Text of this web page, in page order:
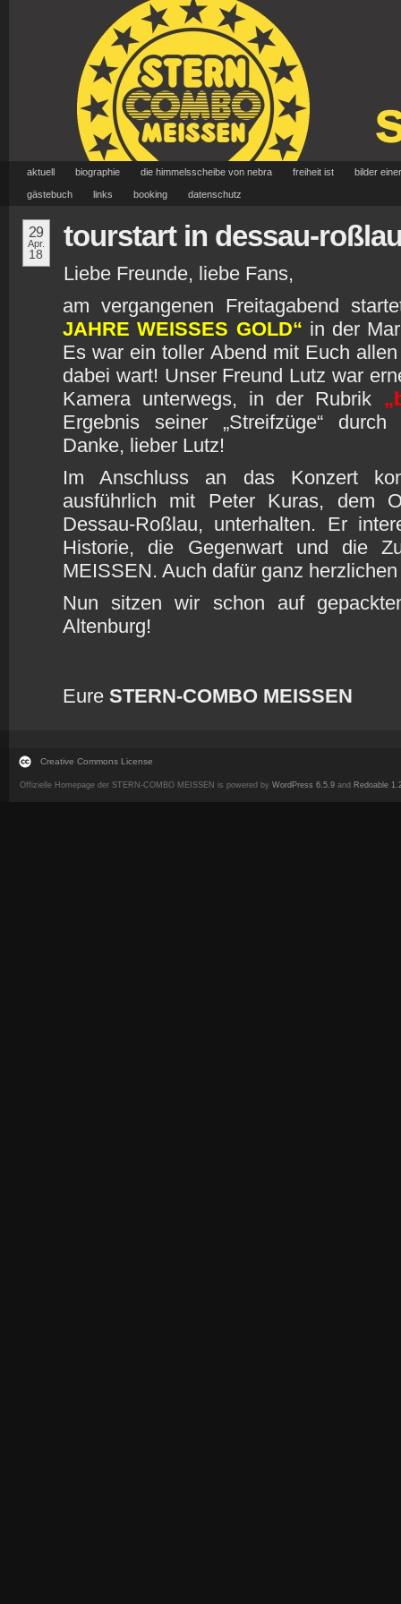
aktuell biographie die himmelsscheibe von nebra freiheit ist bilder
gästebuch links booking datenschutz
29
Apr.
18
tourstart in dessau-
Liebe Freunde, liebe Fans,
am vergangenen Freitagabend
JAHRE WEISSES GOLD“ in der
Es war ein toller Abend mit Euch
dabei wart! Unser Freund Lutz war
Kamera unterwegs, in der Rubrik
Ergebnis seiner „Streifzüge“
Danke, lieber Lutz!
Im Anschluss an das Konzert
ausführlich mit Peter Kuras, dem
Dessau-Roßlau, unterhalten. Er
Historie, die Gegenwart und die
MEISSEN. Auch dafür ganz
Nun sitzen wir schon auf
Altenburg!
Eure STERN-COMBO MEISSEN
Creative Commons License
Offizielle Homepage der STERN-COMBO MEISSEN is powered by WordPress 6.5.9 and Redoable